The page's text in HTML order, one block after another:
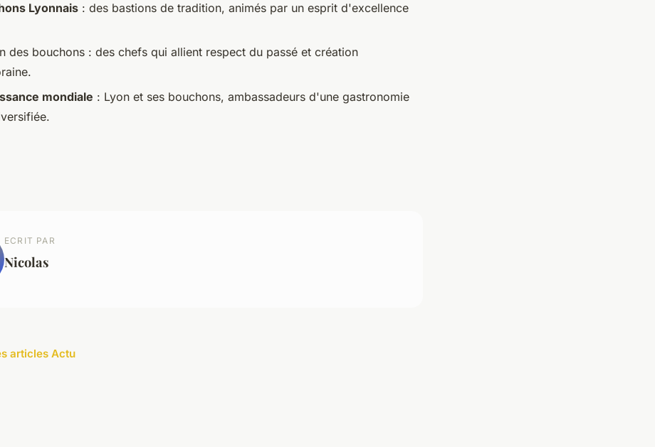
Lyonnais : des bastions de tradition, animés par un esprit d'excellence
des bouchons : des chefs qui allient respect du passé et création
mondiale : Lyon et ses bouchons, ambassadeurs d'une gastronomie
ECRIT PAR
Nicolas
articles Actu